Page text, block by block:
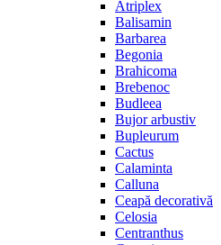
Atriplex
Balisamin
Barbarea
Begonia
Brahicoma
Brebenoc
Budleea
Bujor arbustiv
Bupleurum
Cactus
Calaminta
Calluna
Ceapă decorativă
Celosia
Centranthus